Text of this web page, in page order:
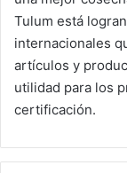
Tulum está
internacionales
artículos y
utilidad para los
certificación.